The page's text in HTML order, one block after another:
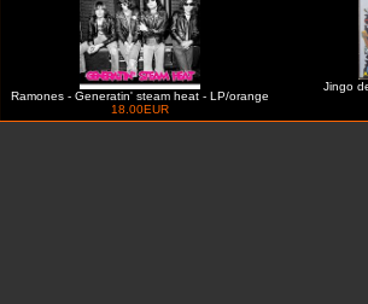
Ramones - Generatin' steam heat - LP/orange
18.00EUR
Jingo